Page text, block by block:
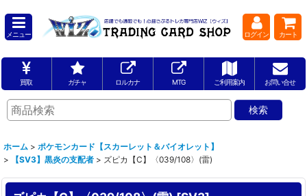
メニュー ログイン カート
買取 ガチャ ロルカナ MTG ご利用案内 お問い合せ
ホーム > ポケモンカード【スカーレット＆バイオレット】
>
【SV3】黒炎の支配者 > ズピカ【C】〈039/108〉(雷)